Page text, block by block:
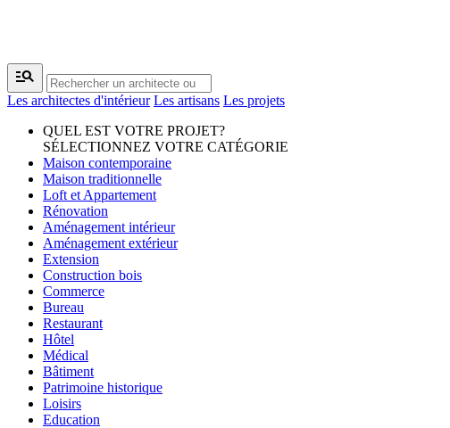
manage_search
Les architectes d'intérieur Les artisans Les projets
QUEL EST VOTRE PROJET?
SÉLECTIONNEZ VOTRE CATÉGORIE
Maison contemporaine
Maison traditionnelle
Loft et Appartement
Rénovation
Aménagement intérieur
Aménagement extérieur
Extension
Construction bois
Commerce
Bureau
Restaurant
Hôtel
Médical
Bâtiment
Patrimoine historique
Loisirs
Education